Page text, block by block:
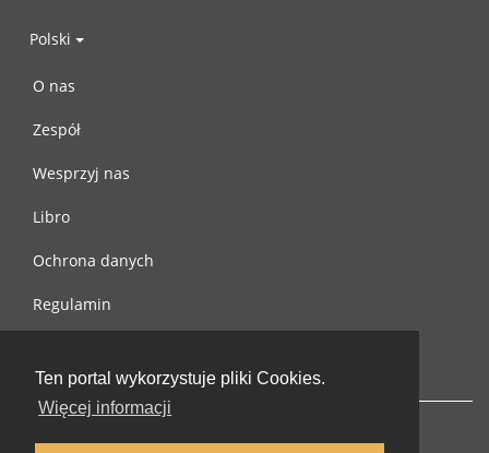
Ten portal wykorzystuje pliki Cookies.
Więcej informacji
Polski
O nas
Zespół
Wesprzyj nas
Libro
Ochrona danych
Regulamin